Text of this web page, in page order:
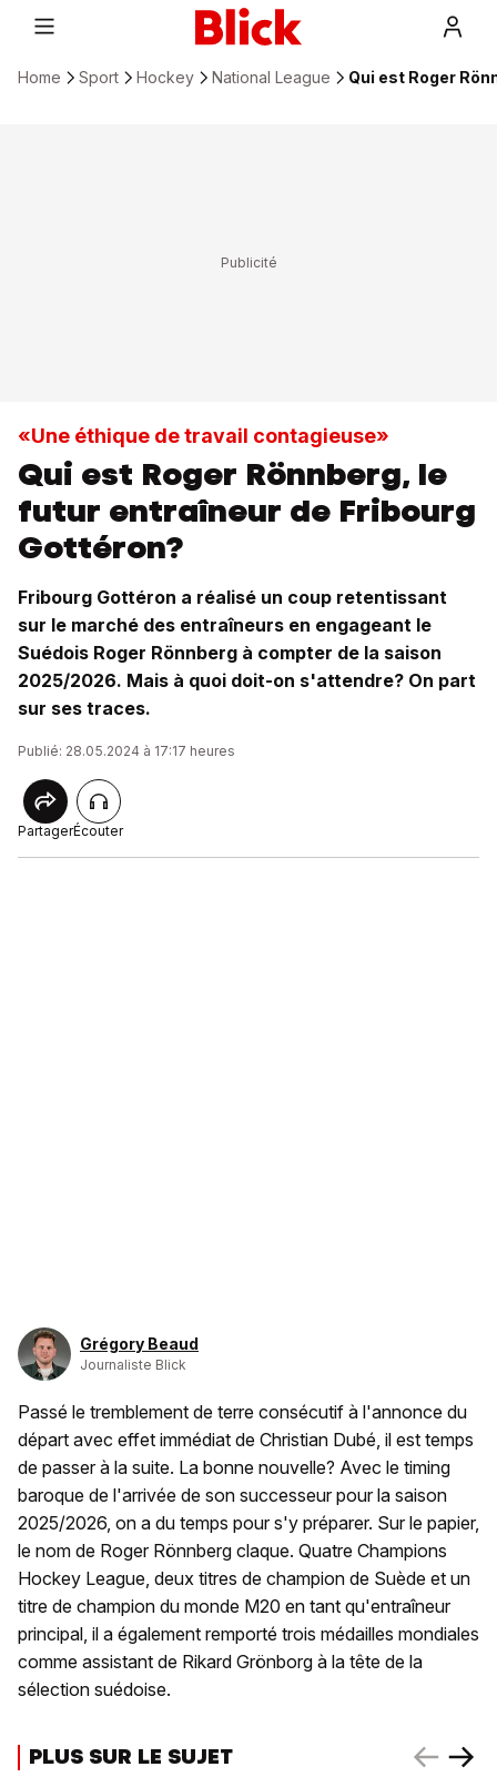
Home Sport Hockey National League Qui est Roger
«Une éthique de travail contagieuse»
Qui est Roger Rönnberg, le
futur entraîneur de Fribourg
Gottéron?
Fribourg Gottéron a réalisé un coup retentissant
sur le marché des entraîneurs en engageant le
Suédois Roger Rönnberg à compter de la saison
2025/2026. Mais à quoi doit-on s'attendre? On part
sur ses traces.
Publié: 28.05.2024 à 17:17 heures
PartagerÉcouter
Grégory Beaud
Journaliste Blick
Passé le tremblement de terre consécutif à l'annonce du
départ avec effet immédiat de Christian Dubé, il est temps
de passer à la suite. La bonne nouvelle? Avec le timing
baroque de l'arrivée de son successeur pour la saison
2025/2026, on a du temps pour s'y préparer. Sur le papier,
le nom de Roger Rönnberg claque. Quatre Champions
Hockey League, deux titres de champion de Suède et un
titre de champion du monde M20 en tant qu'entraîneur
principal, il a également remporté trois médailles mondiales
comme assistant de Rikard Grönborg à la tête de la
sélection suédoise.
PLUS SUR LE SUJET